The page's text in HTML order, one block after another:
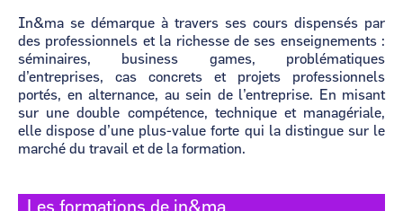
In&ma se démarque à travers ses cours dispensés par
des professionnels et la richesse de ses enseignements :
séminaires, business games, problématiques
d’entreprises, cas concrets et projets professionnels
portés, en alternance, au sein de l’entreprise. En misant
sur une double compétence, technique et managériale,
elle dispose d’une plus-value forte qui la distingue sur le
marché du travail et de la formation.
Les formations de in&ma